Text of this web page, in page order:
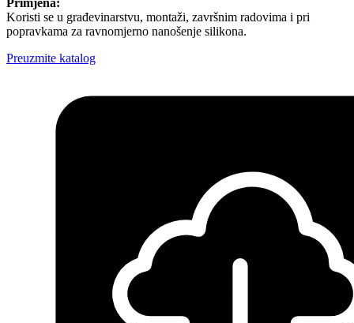
Primjena:
Koristi se u građevinarstvu, montaži, završnim radovima i pri
popravkama za ravnomjerno nanošenje silikona.
Preuzmite katalog